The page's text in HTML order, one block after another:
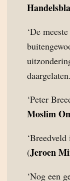
‘De
‘Peter
Moslim
(Jeroen
‘Nog een